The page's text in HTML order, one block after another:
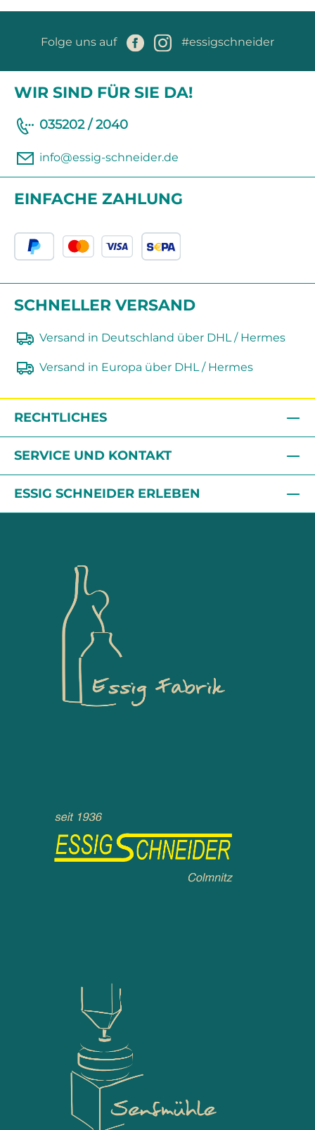
Folge uns auf #essigschneider
WIR SIND FÜR SIE DA!
035202 / 2040
info@essig-schneider.de
EINFACHE ZAHLUNG
SCHNELLER VERSAND
Versand in Deutschland über DHL / Hermes
Versand in Europa über DHL / Hermes
RECHTLICHES
SERVICE UND KONTAKT
ESSIG SCHNEIDER ERLEBEN